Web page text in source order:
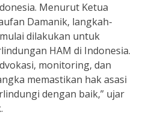
Menurut Ketua
Damanik, langkah-
dilakukan untuk
HAM di Indonesia.
monitoring, dan
memastikan hak asasi
dengan baik,” ujar